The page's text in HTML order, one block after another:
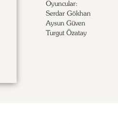
Oyuncular:
Serdar Gökhan
Aysun Güven
Turgut Özatay